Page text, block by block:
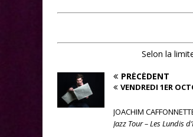
Selon la
PRÉCÉDENT
VENDREDI 1ER
JOACHIM
Jazz Tour – Les Lundis